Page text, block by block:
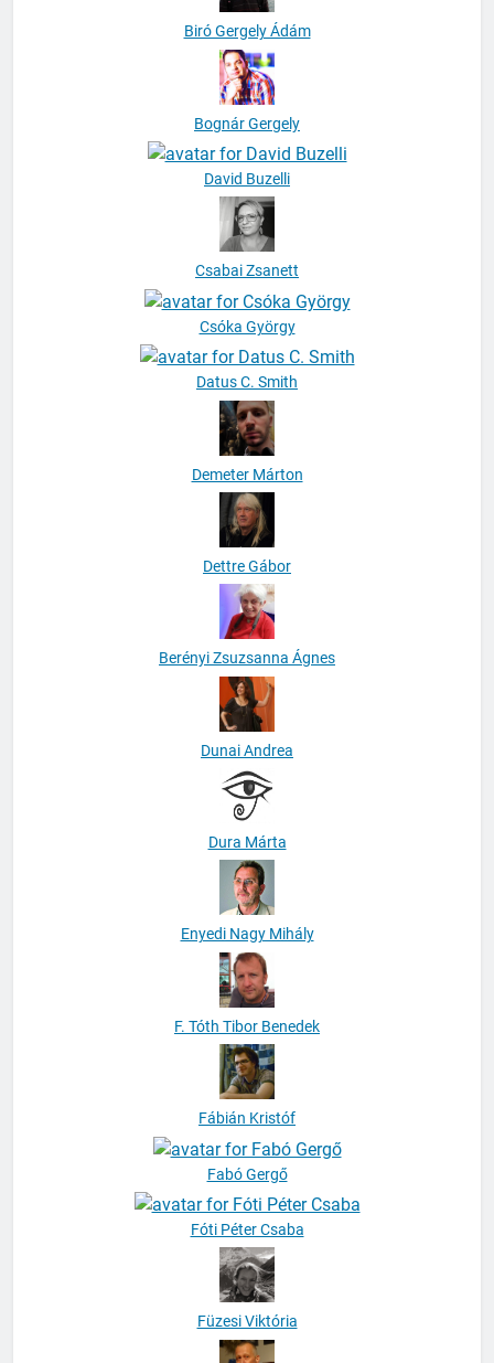
Biró Gergely Ádám
Bognár Gergely
David Buzelli
Csabai Zsanett
Csóka György
Datus C. Smith
Demeter Márton
Dettre Gábor
Berényi Zsuzsanna Ágnes
Dunai Andrea
Dura Márta
Enyedi Nagy Mihály
F. Tóth Tibor Benedek
Fábián Kristóf
Fabó Gergő
Fóti Péter Csaba
Füzesi Viktória